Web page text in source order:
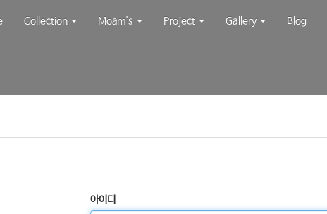
Collection Moam's Project Gallery Blog
아이디